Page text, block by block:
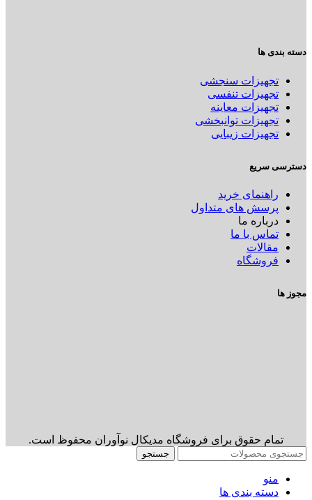
دسته بندی ها
تجهیزات سنجشی
تجهیزات تنفسی
تجهیزات معاینه
تجهیزات توانبخشی
تجهیزات زیبایی
دسترسی سریع
راهنمای خرید
پرسش های متداول
درباره ما
تماس با ما
مقالات
فروشگاه
مجوز ها
تمام حقوق برای فروشگاه مدیکال نوآوران محفوظ است.
جستجو
منو
دسته بندی ها